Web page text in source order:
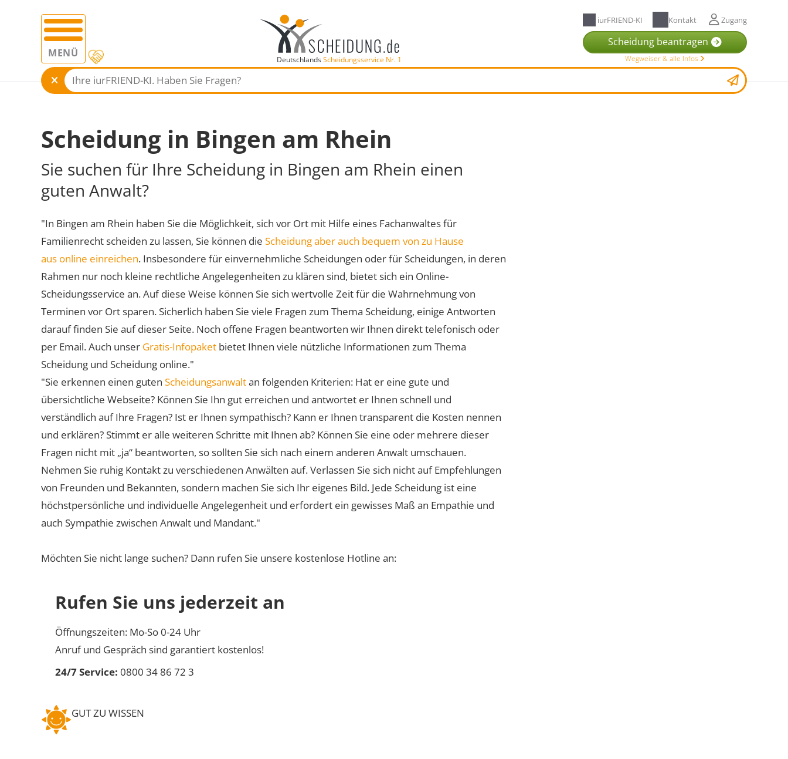
MENÜ DeutschlandsScheidungsservice Nr. 1
iurFRIEND-KI Kontakt Zugang
Scheidung beantragen
Wegweiser & alle Infos
Scheidung in Bingen am Rhein
Sie suchen für Ihre Scheidung in Bingen am Rhein einen
guten Anwalt?
"In Bingen am Rhein haben Sie die Möglichkeit, sich vor Ort mit Hilfe eines Fachanwaltes für
Familienrecht scheiden zu lassen, Sie können die Scheidung aber auch bequem von zu Hause
aus online einreichen. Insbesondere für einvernehmliche Scheidungen oder für Scheidungen, in deren
Rahmen nur noch kleine rechtliche Angelegenheiten zu klären sind, bietet sich ein Online-
Scheidungsservice an. Auf diese Weise können Sie sich wertvolle Zeit für die Wahrnehmung von
Terminen vor Ort sparen. Sicherlich haben Sie viele Fragen zum Thema Scheidung, einige Antworten
darauf finden Sie auf dieser Seite. Noch offene Fragen beantworten wir Ihnen direkt telefonisch oder
per Email. Auch unser Gratis-Infopaket bietet Ihnen viele nützliche Informationen zum Thema
Scheidung und Scheidung online."
"Sie erkennen einen guten Scheidungsanwaltan folgenden Kriterien: Hat er eine gute und
übersichtliche Webseite? Können Sie Ihn gut erreichen und antwortet er Ihnen schnell und
verständlich auf Ihre Fragen? Ist er Ihnen sympathisch? Kann er Ihnen transparent die Kosten nennen
und erklären? Stimmt er alle weiteren Schritte mit Ihnen ab? Können Sie eine oder mehrere dieser
Fragen nicht mit „ja“ beantworten, so sollten Sie sich nach einem anderen Anwalt umschauen.
Nehmen Sie ruhig Kontakt zu verschiedenen Anwälten auf. Verlassen Sie sich nicht auf Empfehlungen
von Freunden und Bekannten, sondern machen Sie sich Ihr eigenes Bild. Jede Scheidung ist eine
höchstpersönliche und individuelle Angelegenheit und erfordert ein gewisses Maß an Empathie und
auch Sympathie zwischen Anwalt und Mandant."
Möchten Sie nicht lange suchen? Dann rufen Sie unsere kostenlose Hotline an:
Rufen Sie uns jederzeit an
Öffnungszeiten: Mo-So 0-24 Uhr
Anruf und Gespräch sind garantiert kostenlos!
24/7 Service: 0800 34 86 72 3
GUT ZU WISSEN